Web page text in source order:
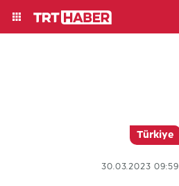
Türkiye
30.03.2023 09:59